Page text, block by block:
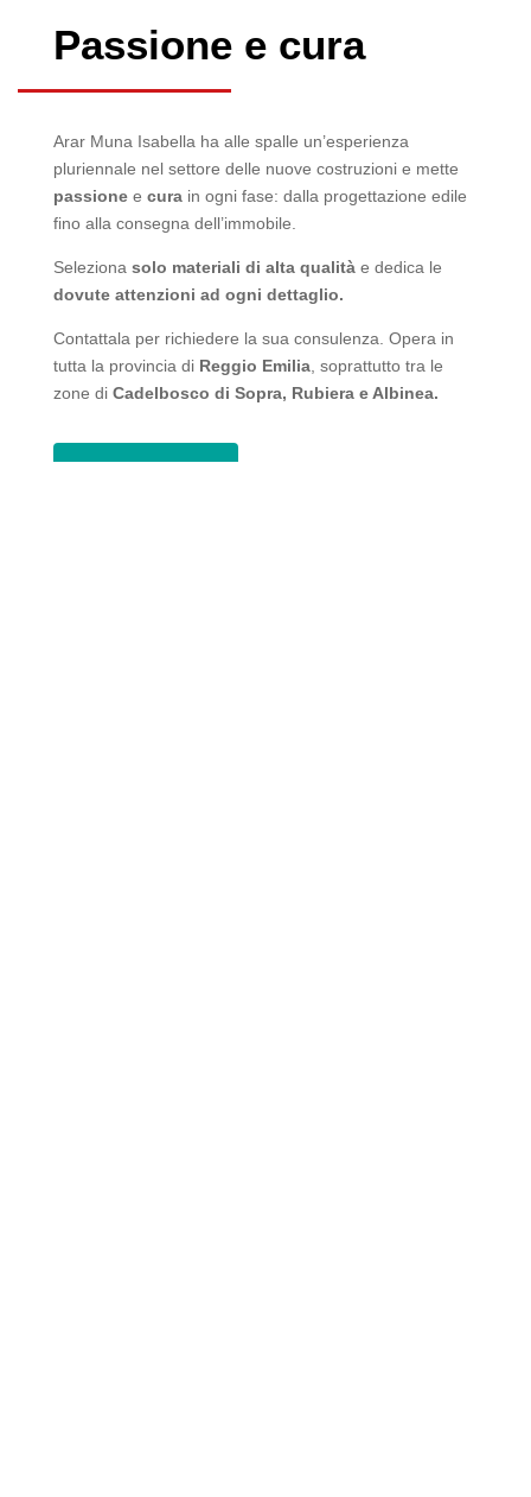
Passione e cura
Arar Muna Isabella ha alle spalle un’esperienza
pluriennale nel settore delle nuove costruzioni e mette
passionee curain ogni fase: dalla progettazione edile
fino alla consegna dell’immobile.
Seleziona solo materiali di alta qualitàe dedica le
dovute attenzioni ad ogni dettaglio.
Contattala per richiedere la sua consulenza. Opera in
tutta la provincia di Reggio Emilia, soprattutto tra le
zone di Cadelbosco di Sopra, Rubiera e Albinea.